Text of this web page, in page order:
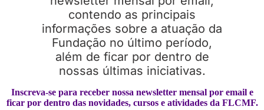
Inscreva-se para receber nossa newsletter mensal por email e
ficar por dentro das novidades, cursos e atividades da FLCMF.
contendo as principais
informações sobre a atuação da
Fundação no último período,
além de ficar por dentro de
nossas últimas iniciativas.